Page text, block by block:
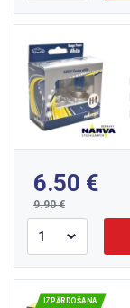
6.50
9.90
IZPĀRDOŠANA